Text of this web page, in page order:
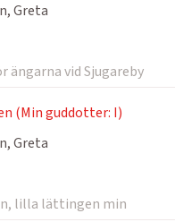
Greta
ängarna vid Sjugareby
(Min guddotter: I)
Greta
lilla lättingen min